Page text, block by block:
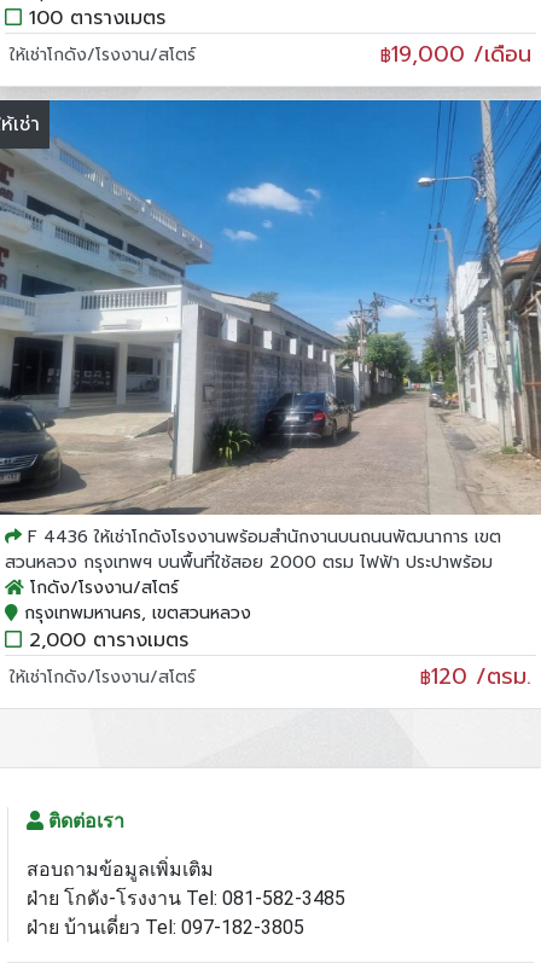
100 ตารางเมตร
ให้เช่าโกดัง/โรงงาน/สโตร์ ฿19,000 /เดือน
เช่า
F 4436 ให้เช่าโกดังโรงงานพร้อมสำนักงานบนถนนพัฒนาการ เขต
สวนหลวง กรุงเทพฯ บนพื้นที่ใช้สอย 2000 ตรม ไฟฟ้า ประปาพร้อม
โกดัง/โรงงาน/สโตร์
กรุงเทพมหานคร, เขตสวนหลวง
2,000 ตารางเมตร
ให้เช่าโกดัง/โรงงาน/สโตร์ ฿120 /ตรม.
ติดต่อเรา
สอบถามข้อมูลเพิ่มเติม
ฝ่าย โกดัง-โรงงาน Tel: 081-582-3485
ฝ่าย บ้านเดี่ยว Tel: 097-182-3805